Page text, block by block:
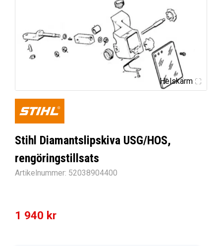
Helskärm
Stihl Diamantslipskiva USG/HOS,
rengöringstillsats
Artikelnummer: 52038904400
1 940 kr